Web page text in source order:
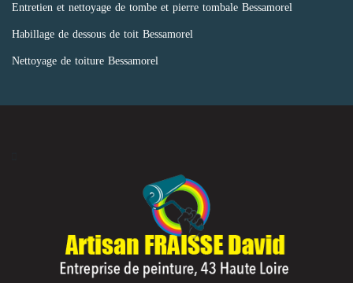
Entretien et nettoyage de tombe et pierre tombale Bessamorel
Habillage de dessous de toit Bessamorel
Nettoyage de toiture Bessamorel